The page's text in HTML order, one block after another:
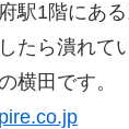
駅1階にあ
たら潰れて
横田です。